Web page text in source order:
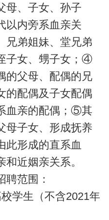
母、子女、孙子
以内旁系血亲关
兄弟姐妹、堂兄弟
子女、甥子女；④
的父母、配偶的兄
的配偶及子女配偶
血亲的配偶；⑤其
母子女、形成抚养
此形成的直系血
近姻亲关系。
聘范围：
学生（不含2021年